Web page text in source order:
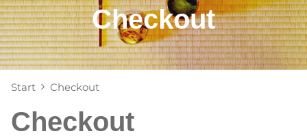
Checkout
Start Checkout
Checkout